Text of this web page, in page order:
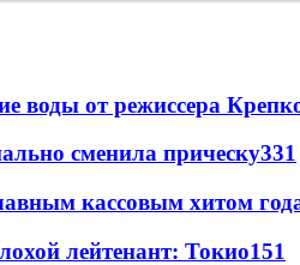
воды от режиссера
сменила прическу331
кассовым хитом
лейтенант: Токио151